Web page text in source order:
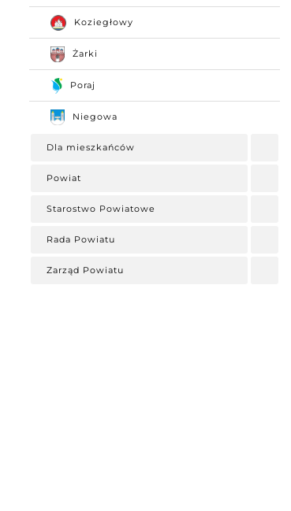
Koziegłowy
Żarki
Poraj
Niegowa
Dla mieszkańców
Powiat
Starostwo Powiatowe
Rada Powiatu
Zarząd Powiatu